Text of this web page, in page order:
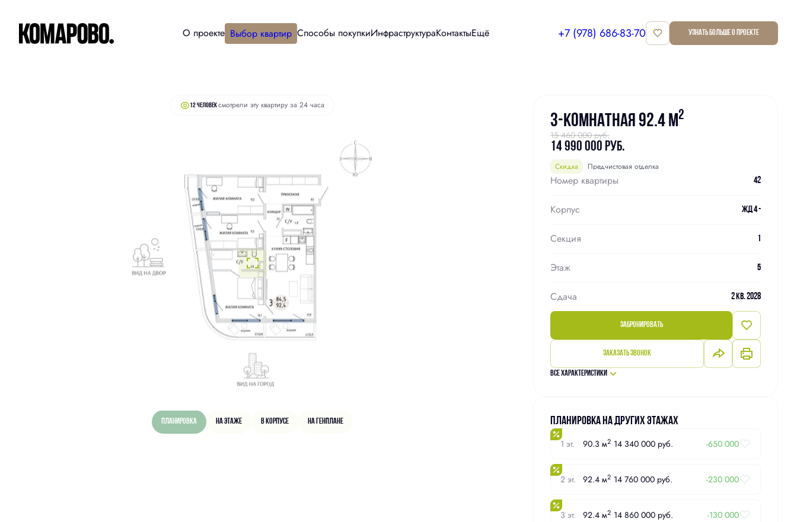
О проекте Выбор квартир Способы покупкиИнфраструктураКонтактыЕщё +7 (978) 686-83-70 Узнать больше о проекте
3-комнатная 92.4 м2 15 460 000 руб.
14 990 000 руб. Забронировать
12 человексмотрели эту квартиру за 24 часа
Планировка На этаже В корпусе На генплане
3-комнатная 92.4 м2
15 460 000 руб.
14 990 000 руб.
Скидка Предчистовая отделка
Номер квартиры 42
Корпус ЖД 4 -
Секция 1
Этаж 5
Сдача 2 кв. 2028
Забронировать
Заказать звонок
Все характеристики
Планировка на других этажах
1 эт.
90.3 м2 14 340 000 руб. -650 000
2 эт. 92.4 м2 14 760 000 руб. -230 000
3 эт. 92.4 м2 14 860 000 руб. -130 000